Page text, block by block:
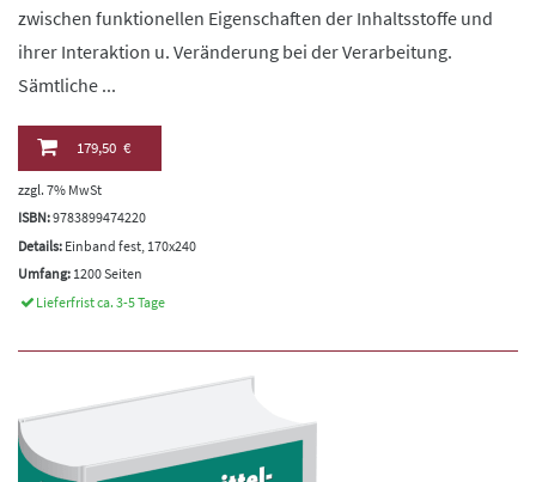
zwischen funktionellen Eigenschaften der Inhaltsstoffe und
ihrer Interaktion u. Veränderung bei der Verarbeitung.
Sämtliche ...
179,50 €
zzgl. 7% MwSt
ISBN:9783899474220
Details: Einband fest, 170x240
Umfang: 1200 Seiten
Lieferfrist ca. 3-5 Tage